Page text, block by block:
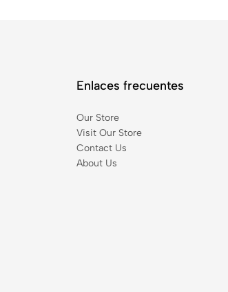
Enlaces frecuentes
Our Store
Visit Our Store
Contact Us
About Us